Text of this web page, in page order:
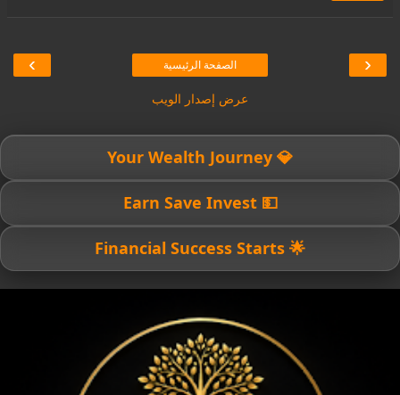
‹
› الصفحة الرئيسية
عرض إصدار الويب
💎 Your Wealth Journey
💵 Earn Save Invest
🌟 Financial Success Starts